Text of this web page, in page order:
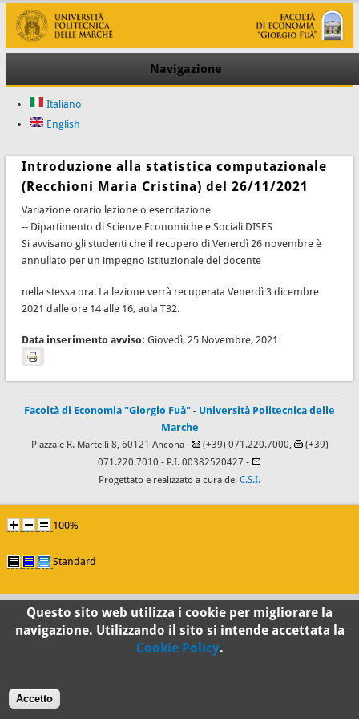
Navigazione
Italiano
English
Introduzione alla statistica computazionale
(Recchioni Maria Cristina) del 26/11/2021
Variazione orario lezione o esercitazione
-- Dipartimento di Scienze Economiche e Sociali DISES
Si avvisano gli studenti che il recupero di Venerdì 26 novembre è
annullato per un impegno istituzionale del docente
nella stessa ora. La lezione verrà recuperata Venerdì 3 dicembre
2021 dalle ore 14 alle 16, aula T32.
Data inserimento avviso: Giovedì, 25 Novembre, 2021
Facoltà di Economia "Giorgio Fuà" - Università Politecnica delle
Marche
Piazzale R. Martelli 8, 60121 Ancona - (+39) 071.220.7000,
(+39)
071.220.7010 - P.I. 00382520427 -
Progettato e realizzato a cura del C.S.I.
100%
Standard
Questo sito web utilizza i cookie per migliorare la
navigazione. Utilizzando il sito si intende accettata la
Cookie Policy.
Accetto